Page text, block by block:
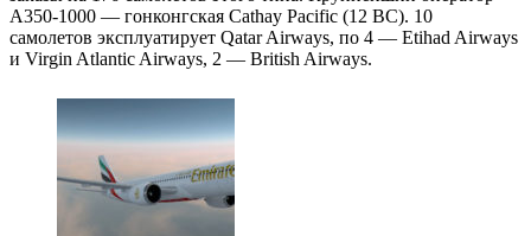
A350-1000 — гонконгская Cathay Pacific (12 ВС). 10
самолетов эксплуатирует Qatar Airways, по 4 — Etihad Airways
и Virgin Atlantic Airways, 2 — British Airways.